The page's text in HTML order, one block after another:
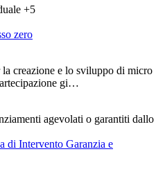
+5
zero
creazione e lo sviluppo di micro
gi…
agevolati o garantiti dallo
di Intervento Garanzia e